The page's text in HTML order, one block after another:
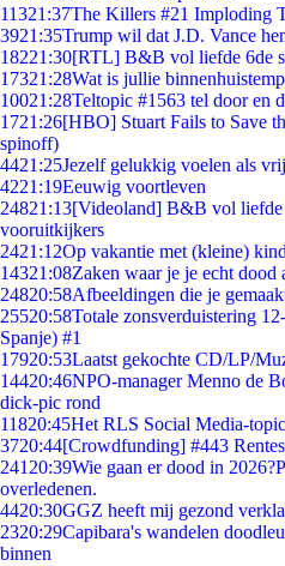
11321:37The Killers #21 Imploding
3921:35Trump wil dat J.D. Vance
18221:30[RTL] B&B vol liefde 6de
17321:28Wat is jullie
10021:28Teltopic #1563 tel door en
1721:26[HBO] Stuart Fails to Save
spinoff)
4421:25Jezelf gelukkig voelen als
4221:19Eeuwig voortleven
24821:13[Videoland] B&B vol liefde
vooruitkijkers
2421:12Op vakantie met (kleine)
14321:08Zaken waar je je echt dood
24820:58Afbeeldingen die je
25520:58Totale zonsverduistering
Spanje) #1
17920:53Laatst gekochte CD/LP/
14420:46NPO-manager Menno de
dick-pic rond
11820:45Het RLS Social Media-
3720:44[Crowdfunding] #443
241 20:39Wie gaan er dood in
overledenen.
4420:30GGZ heeft mij gezond
2320:29Capibara's wandelen
binnen